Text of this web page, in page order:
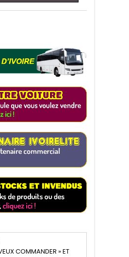
COMMANDER » ET